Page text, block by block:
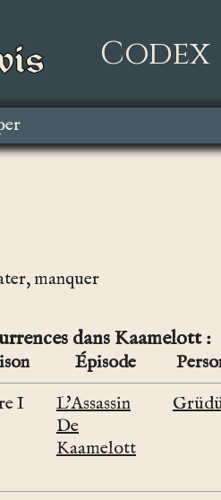
Codex
manquer
dans Kaamelott
Épisode
I
L'Assassin
De
Kaamelott